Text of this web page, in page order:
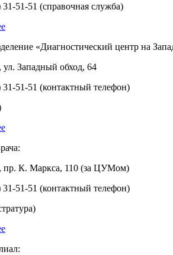
51-51 (справочная служба)
«Диагностический центр на
ул. Западный обход, 64
51-51 (контактный телефон)
пр. К. Маркса, 110 (за ЦУМом)
51-51 (контактный телефон)